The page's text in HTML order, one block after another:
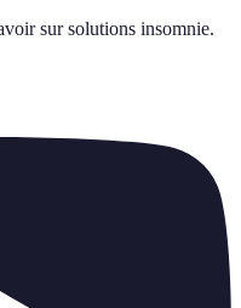
sur solutions insomnie.